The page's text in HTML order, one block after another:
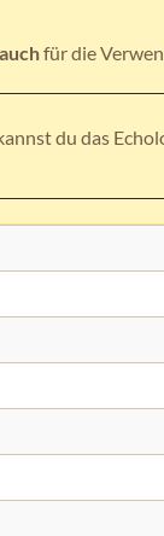
für die
du das